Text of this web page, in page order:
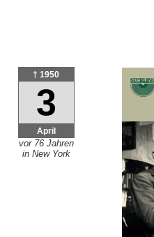
† 1950
3
April
vor 76 Jahren
in New York